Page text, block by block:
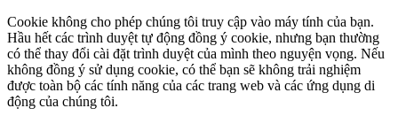
Cookie không cho phép chúng tôi truy cập vào máy tính của bạn.
Hầu hết các trình duyệt tự động đồng ý cookie, nhưng bạn thường
có thể thay đổi cài đặt trình duyệt của mình theo nguyện vọng. Nếu
không đồng ý sử dụng cookie, có thể bạn sẽ không trải nghiệm
được toàn bộ các tính năng của các trang web và các ứng dụng di
động của chúng tôi.